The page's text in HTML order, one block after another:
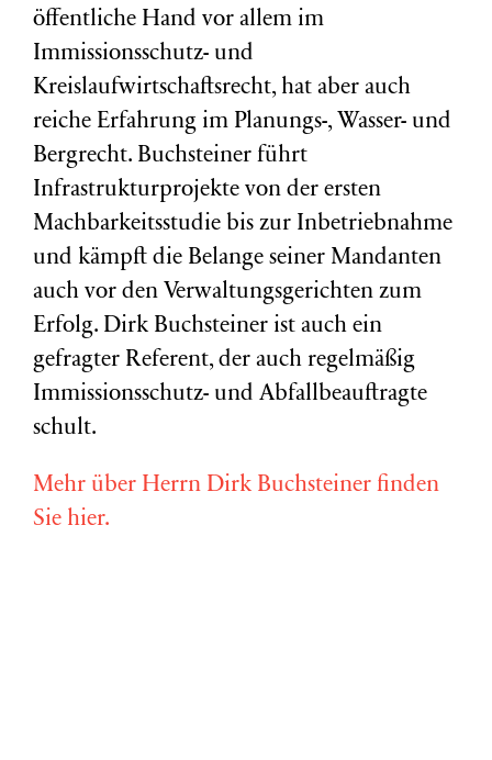
öffentliche Hand vor allem im
Immissionsschutz- und
Kreislaufwirtschaftsrecht, hat aber auch
reiche Erfahrung im Planungs-, Wasser- und
Bergrecht. Buchsteiner führt
Infrastrukturprojekte von der ersten
Machbarkeitsstudie bis zur Inbetriebnahme
und kämpft die Belange seiner Mandanten
auch vor den Verwaltungsgerichten zum
Erfolg. Dirk Buchsteiner ist auch ein
gefragter Referent, der auch regelmäßig
Immissionsschutz- und Abfallbeauftragte
schult.
Mehr über Herrn Dirk Buchsteiner finden
Sie hier.